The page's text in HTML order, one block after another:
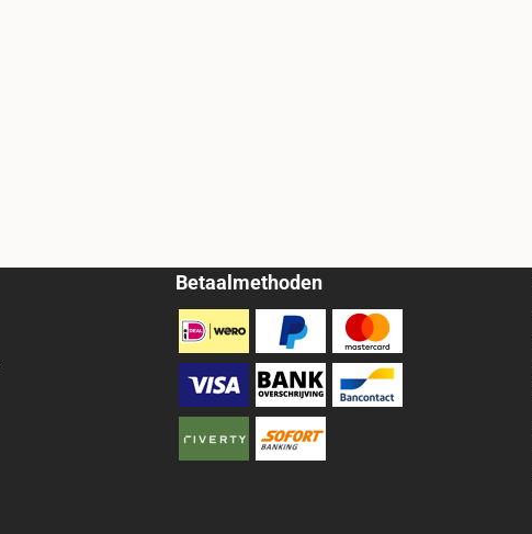
Betaalmethoden